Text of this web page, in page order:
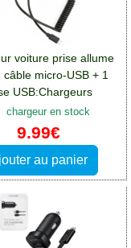
voiture prise allume
câble micro-USB + 1
USB:Chargeurs
DTEK50
chargeur en stock
9.99€
au panier